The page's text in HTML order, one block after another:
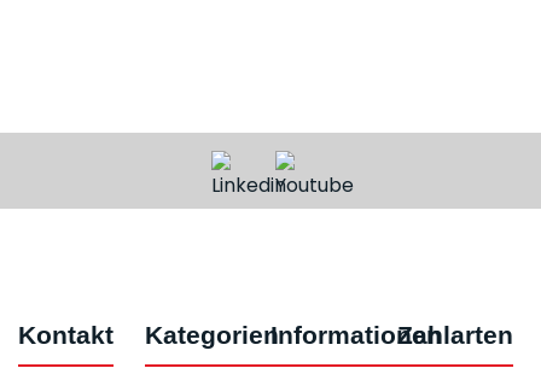
Kontakt KategorienInformationenZahlarten